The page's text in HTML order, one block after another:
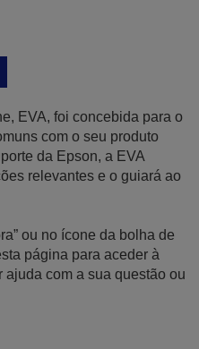
EVA, foi concebida para o
com o seu produto
da Epson, a EVA
relevantes e o guiará ao
ou no ícone da bolha de
página para aceder à
com a sua questão ou